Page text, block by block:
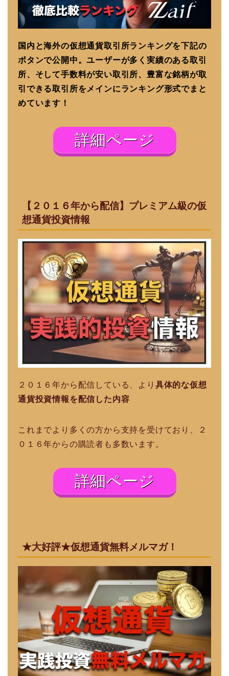
国内と海外の仮想通貨取引所ランキングを下記の
ボタンで公開中。ユーザーが多く実績のある取引
所、そして手数料が安い取引所、豊富な銘柄が取
引できる取引所をメインにランキング形式でまと
めています！
詳細ページ
【２０１６年から配信】プレミアム級の仮
想通貨投資情報
２０１６年から配信している、より 具体的な仮想
通貨投資情報を配信した内容
これまでより多くの方から支持を受けており、２
０１６年からの購読者も多数います。
詳細ページ
★大好評★仮想通貨無料メルマガ！